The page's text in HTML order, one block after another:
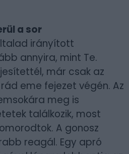
a sor
irányított
annyira, mint Te.
már csak az
eme fejezet végén. Az
meg is
találkozik, most
A gonosz
reagál. Egy apró